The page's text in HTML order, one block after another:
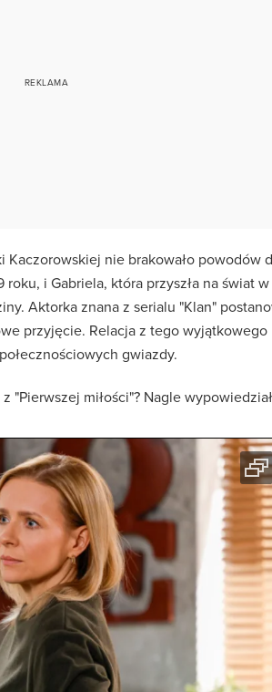
nie brakowało powodów
i Gabriela, która przyszła na świat w
Aktorka znana z serialu "Klan"
przyjęcie. Relacja z tego wyjątkowego
gwiazdy.
"Pierwszej miłości"? Nagle